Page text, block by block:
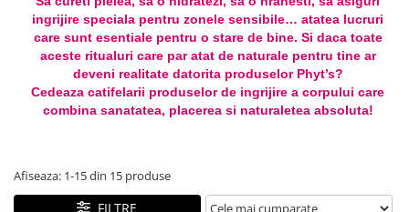
Creme bio anti-poluare
Creme bio piele grasă acneică
ingrijire speciala pentru zonele sensibile… atatea lucruri
care sunt esentiale pentru o stare de bine. Si daca toate
aceste ritualuri care par atat de naturale pentru tine ar
deveni realitate datorita produselor Phyt’s?
Cedeaza catifelarii produselor de ingrijire a corpului care
combina sanatatea, placerea si naturaletea absoluta!
Afiseaza: 1-15din 15 produse
FILTRE